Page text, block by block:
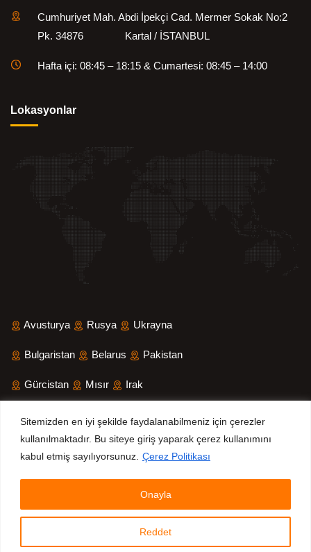
Sitemizden en iyi şekilde faydalanabilmeniz için çerezler
kullanılmaktadır. Bu siteye giriş yaparak çerez kullanımını
kabul etmiş sayılıyorsunuz. Çerez Politikası
Reddet
Onayla
Cumhuriyet Mah. Abdi İpekçi Cad. Mermer Sokak No:2
Pk. 34876 Kartal / İSTANBUL
Hafta içi: 08:45 – 18:15 & Cumartesi: 08:45 – 14:00
Lokasyonlar
Avusturya Rusya Ukrayna
Bulgaristan Belarus Pakistan
Gürcistan Mısır Irak
Sri Lanka Bangladeş
© 2025 All Rights Reserved.Refleks Fire Safety Systems
Inc.